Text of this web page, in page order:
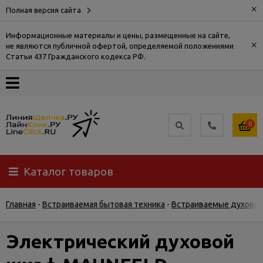
Полная версия сайта ×
Информационные материалы и цены, размещенные на сайте,
не являются публичной офертой, определяемой положениями
Статьи 437 Гражданского кодекса РФ.
×
О
Доставка
Самовывоз
Гарантия
возврат
0
Каталог товаров
Главная - Встраиваемая бытовая техника - Встраиваемые
Электрический духовой